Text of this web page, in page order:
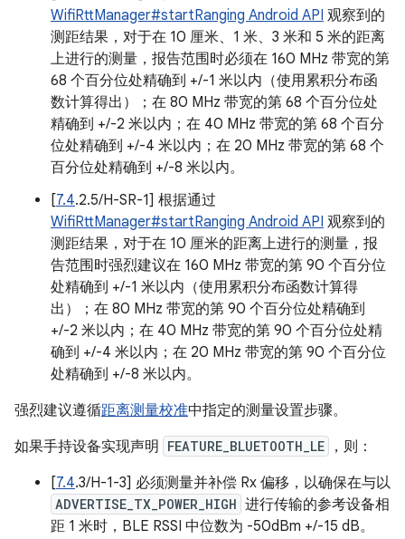
WifiRttManager#startRanging Android API 观察到的
测距结果，对于在 10 厘米、1 米、3 米和 5 米的距离
上进行的测量，报告范围时必须在 160 MHz 带宽的第
68 个百分位处精确到 +/-1 米以内（使用累积分布函
数计算得出）；在 80 MHz 带宽的第 68 个百分位处
精确到 +/-2 米以内；在 40 MHz 带宽的第 68 个百分
位处精确到 +/-4 米以内；在 20 MHz 带宽的第 68 个
百分位处精确到 +/-8 米以内。
[7.4.2.5/H-SR-1] 根据通过
WifiRttManager#startRanging Android API 观察到的
测距结果，对于在 10 厘米的距离上进行的测量，报
告范围时强烈建议在 160 MHz 带宽的第 90 个百分位
处精确到 +/-1 米以内（使用累积分布函数计算得
出）；在 80 MHz 带宽的第 90 个百分位处精确到
+/-2 米以内；在 40 MHz 带宽的第 90 个百分位处精
确到 +/-4 米以内；在 20 MHz 带宽的第 90 个百分位
处精确到 +/-8 米以内。
强烈建议遵循距离测量校准中指定的测量设置步骤。
如果手持设备实现声明
FEATURE_BLUETOOTH_LE
，则：
[7.4.3/H-1-3] 必须测量并补偿 Rx 偏移，以确保在与以
ADVERTISE_TX_POWER_HIGH 进行传输的参考设备相
距 1 米时，BLE RSSI 中位数为 -50dBm +/-15 dB。